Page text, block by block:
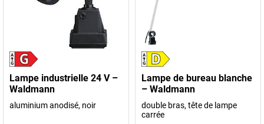
Lampe industrielle 24 V –
Waldmann
aluminium anodisé, noir
Lampe de bureau blanche
– Waldmann
double bras, tête de lampe
carrée